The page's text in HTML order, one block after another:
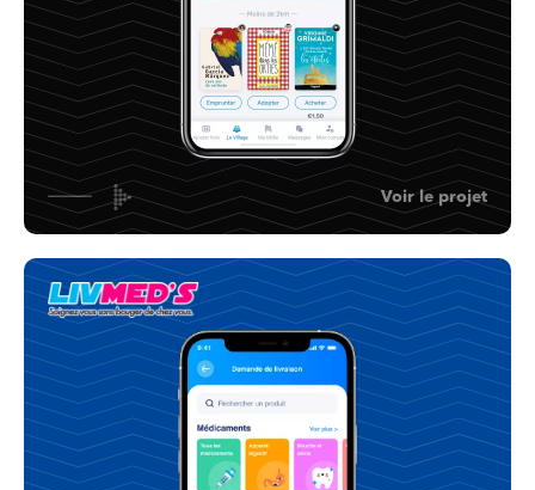
Voir le projet